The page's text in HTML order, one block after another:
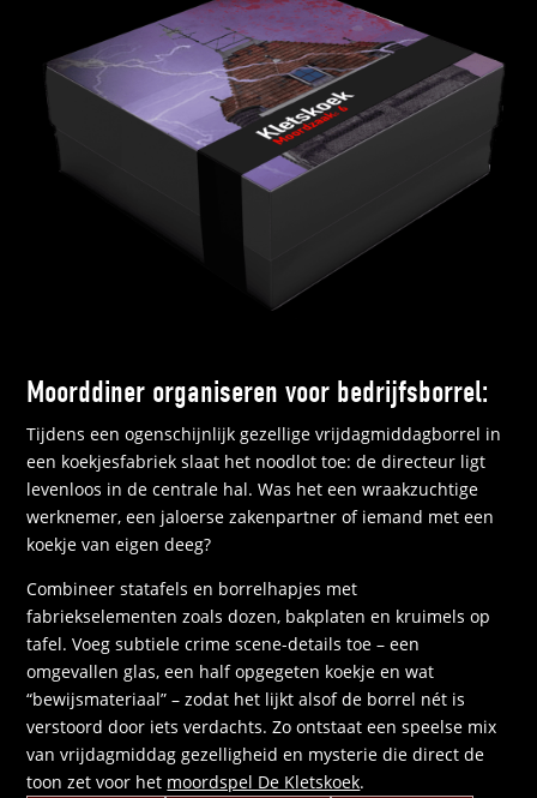
Moorddiner organiseren voor bedrijfsborrel:
Tijdens een ogenschijnlijk gezellige vrijdagmiddagborrel in
een koekjesfabriek slaat het noodlot toe: de directeur ligt
levenloos in de centrale hal. Was het een wraakzuchtige
werknemer, een jaloerse zakenpartner of iemand met een
koekje van eigen deeg?
Combineer statafels en borrelhapjes met
fabriekselementen zoals dozen, bakplaten en kruimels op
tafel. Voeg subtiele crime scene-details toe – een
omgevallen glas, een half opgegeten koekje en wat
“bewijsmateriaal” – zodat het lijkt alsof de borrel nét is
verstoord door iets verdachts. Zo ontstaat een speelse mix
van vrijdagmiddag gezelligheid en mysterie die direct de
toon zet voor het moordspel De Kletskoek.